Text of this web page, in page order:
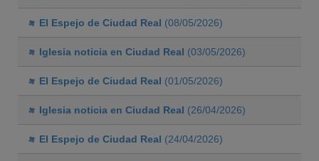
El Espejo de Ciudad Real (08/05/2026)
Iglesia noticia en Ciudad Real (03/05/2026)
El Espejo de Ciudad Real (01/05/2026)
Iglesia noticia en Ciudad Real (26/04/2026)
El Espejo de Ciudad Real (24/04/2026)